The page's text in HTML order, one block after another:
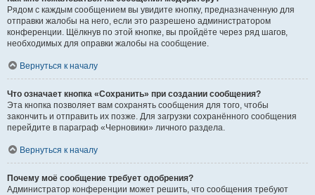
Рядом с каждым сообщением вы увидите кнопку, предназначенную для
отправки жалобы на него, если это разрешено администратором
конференции. Щёлкнув по этой кнопке, вы пройдёте через ряд шагов,
необходимых для оправки жалобы на сообщение.
Вернуться к началу
Что означает кнопка «Сохранить» при создании сообщения?
Эта кнопка позволяет вам сохранять сообщения для того, чтобы
закончить и отправить их позже. Для загрузки сохранённого сообщения
перейдите в параграф «Черновики» личного раздела.
Вернуться к началу
Почему моё сообщение требует одобрения?
Администратор конференции может решить, что сообщения требуют